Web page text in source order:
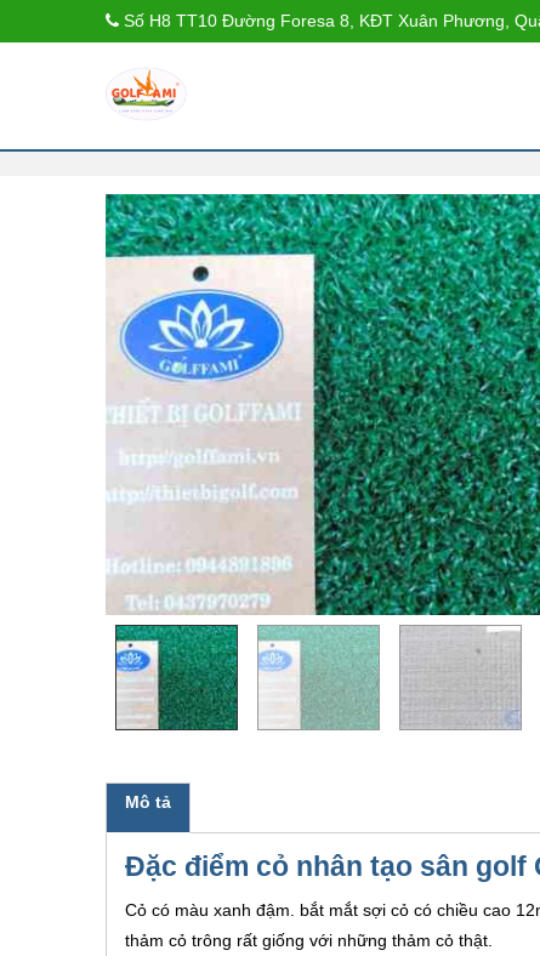
Số H8 TT10 Đường Foresa 8, KĐT Xuân Phương,
Mô tả
Đặc điểm cỏ nhân tạo sân golf
Cỏ có màu xanh đậm. bắt mắt sợi cỏ có chiều cao
thảm cỏ trông rất giống với những thảm cỏ thật.